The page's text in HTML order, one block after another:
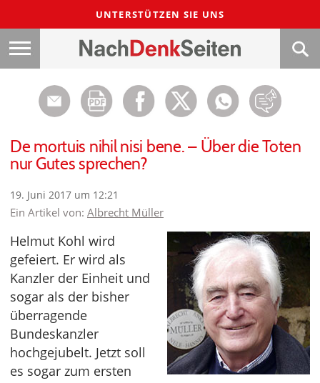
UNTERSTÜTZEN SIE UNS
De mortuis nihil nisi bene. – Über die Toten
nur Gutes sprechen?
19. Juni 2017 um 12:21
Ein Artikel von: Albrecht Müller
Helmut Kohl wird
gefeiert. Er wird als
Kanzler der Einheit und
sogar als der bisher
überragende
Bundeskanzler
hochgejubelt. Jetzt soll
es sogar zum ersten